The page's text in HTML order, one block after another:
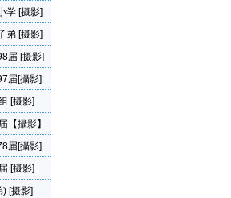
学 [摄影]
弟 [摄影]
届 [摄影]
届[攝影]
[摄影]
【攝影】
届[攝影]
[摄影]
[摄影]